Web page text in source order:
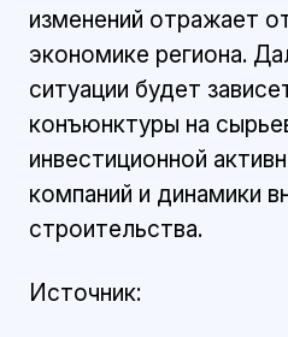
изменений отражает
экономике региона.
ситуации будет
конъюнктуры на
инвестиционной
компаний и динамики
строительства.
Источник: